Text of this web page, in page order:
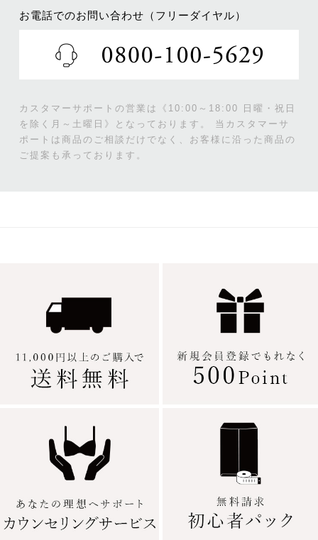
お電話でのお問い合わせ（フリーダイヤル）
カスタマーサポートの営業は《10:00～18:00 日曜・祝日
を除く月～土曜日》となっております。
当カスタマーサ
ポートは商品のご相談だけでなく、お客様に沿った商品の
ご提案も承っております。